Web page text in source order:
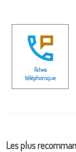
Fatwa
téléphonique
Les plus